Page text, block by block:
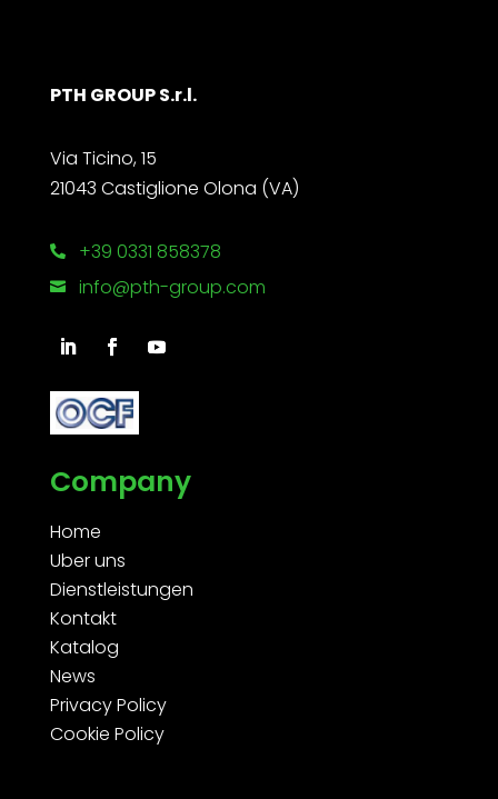
PTH GROUP S.r.l.
Via Ticino, 15
21043 Castiglione Olona (VA)
 +39 0331 858378
 info@pth-group.com
Company
Home
Uber uns
Dienstleistungen
Kontakt
Katalog
News
Privacy Policy
Cookie Policy